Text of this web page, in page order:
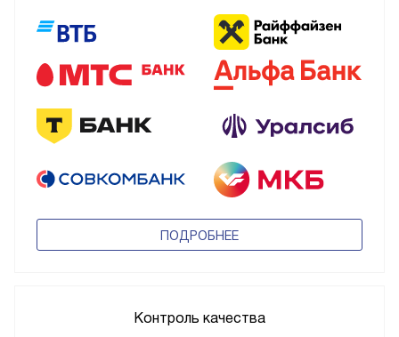
ПОДРОБНЕЕ
Контроль качества